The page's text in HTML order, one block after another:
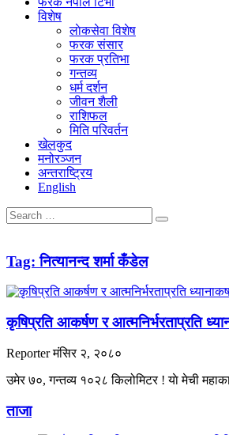
विशेष
लाेकसेवा विशेष
फरक संसार
फरक प्रतिभा
गन्तव्य
धर्म दर्शन
जीवन शैली
राशिफल
मिति परिवर्तन
खेलकुद
मनोरञ्जन
अन्तराष्ट्रिय
English
Tag:नित्यानन्द शर्मा कँडेल
कृषिप्रति आकर्षण र आत्मनिर्भरताप्रति
Reporterमंसिर २, २०८०
उमेर ७०, गन्तव्य १०२८ किलोमिटर ! याे मेची
ताजा